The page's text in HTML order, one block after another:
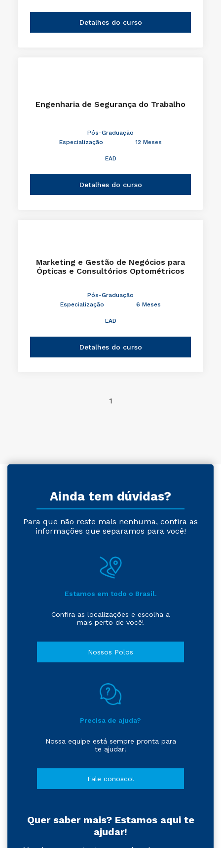
Detalhes do curso
Engenharia de Segurança do Trabalho
Pós-Graduação
Especialização
12 Meses
EAD
Detalhes do curso
Marketing e Gestão de Negócios para
Ópticas e Consultórios Optométricos
Pós-Graduação
Especialização
6 Meses
EAD
Detalhes do curso
1
Ainda tem dúvidas?
Para que não reste mais nenhuma, confira as
informações que separamos para você!
Estamos em todo o Brasil.
Confira as localizações e escolha a
mais perto de você!
Nossos Polos
Precisa de ajuda?
Nossa equipe está sempre pronta para
te ajudar!
Fale conosco!
Quer saber mais? Estamos aqui te
ajudar!